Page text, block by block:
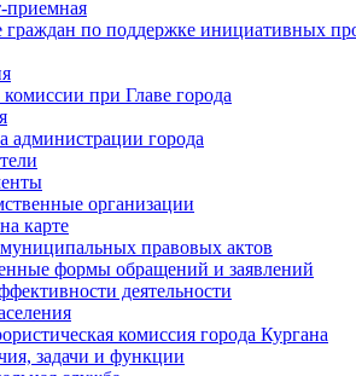
приемная
граждан по поддержке инициативных
при Главе города
администрации города
организации
карте
правовых актов
формы обращений и заявлений
деятельности
комиссия города Кургана
задачи и функции